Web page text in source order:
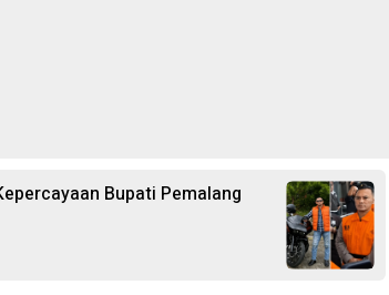
Bupati Pemalang